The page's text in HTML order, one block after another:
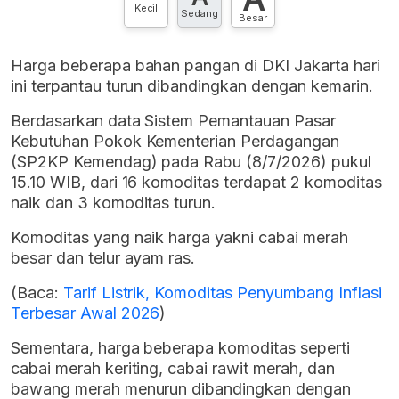
Kecil Sedang Besar
Harga beberapa bahan pangan di DKI Jakarta hari
ini terpantau turun dibandingkan dengan kemarin.
Berdasarkan data Sistem Pemantauan Pasar
Kebutuhan Pokok Kementerian Perdagangan
(SP2KP Kemendag) pada Rabu (8/7/2026) pukul
15.10 WIB, dari 16 komoditas terdapat 2 komoditas
naik dan 3 komoditas turun.
Komoditas yang naik harga yakni cabai merah
besar dan telur ayam ras.
(Baca: Tarif Listrik, Komoditas Penyumbang Inflasi
Terbesar Awal 2026)
Sementara, harga beberapa komoditas seperti
cabai merah keriting, cabai rawit merah, dan
bawang merah menurun dibandingkan dengan